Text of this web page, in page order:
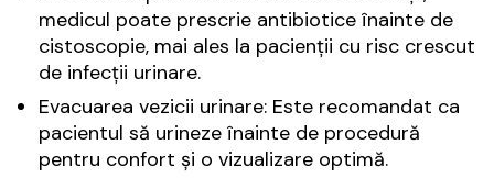
medicul poate prescrie antibiotice înainte de
cistoscopie, mai ales la pacienții cu risc crescut
de infecții urinare.
Evacuarea vezicii urinare: Este recomandat ca
pacientul să urineze înainte de procedură
pentru confort și o vizualizare optimă.